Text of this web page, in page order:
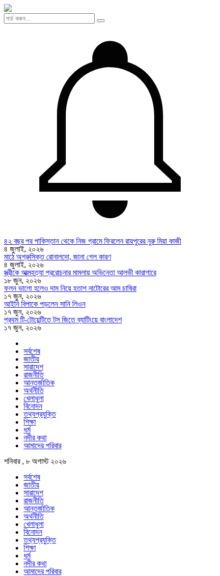
৪২ বছর পর পাকিস্তান থেকে নিজ গ্রামে ফিরলেন রায়পুরের নুরু মিয়া কাজী
৪ জুলাই, ২০২৬
মাঠে অশ্রুসিক্ত রোনালদো, জানা গেল কারণ
৪ জুলাই, ২০২৬
স্ত্রীকে আত্মহত্যা প্ররোচনার মামলায় অভিনেতা আলভী কারাগারে
১৮ জুন, ২০২৬
ফলন ভালো হলেও দাম নিয়ে হতাশ নাটোরের আম চাষিরা
১৭ জুন, ২০২৬
আইনি বিপাকে পড়লেন সানি লিওন
১৭ জুন, ২০২৬
প্রথম টি-টোয়েন্টিতে টস জিতে ব্যাটিংয়ে বাংলাদেশ
১৭ জুন, ২০২৬
সর্বশেষ
জাতীয়
সারাদেশ
রাজনীতি
আন্তর্জাতিক
অর্থনীতি
খেলাধুলা
বিনোদন
তথ্যপ্রযুক্তি
শিক্ষা
ধর্ম
নদীর কথা
আমাদের পরিবার
শনিবার , ৮ অগাস্ট ২০২৬
সর্বশেষ
জাতীয়
সারাদেশ
রাজনীতি
আন্তর্জাতিক
অর্থনীতি
খেলাধুলা
বিনোদন
তথ্যপ্রযুক্তি
শিক্ষা
ধর্ম
নদীর কথা
আমাদের পরিবার